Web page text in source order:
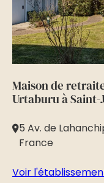
Maison de
Urtaburu à Saint-
5 Av. de
France
Voir